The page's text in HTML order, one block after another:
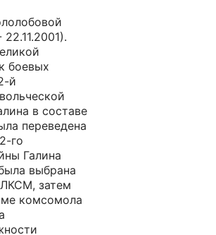
боевых
й
в составе
переведена
го
Галина
выбрана
затем
комсомола